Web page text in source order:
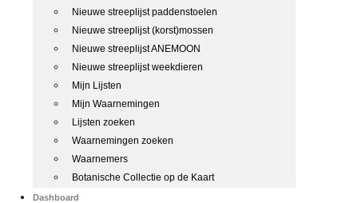
Nieuwe streeplijst paddenstoelen
Nieuwe streeplijst (korst)mossen
Nieuwe streeplijst ANEMOON
Nieuwe streeplijst weekdieren
Mijn Lijsten
Mijn Waarnemingen
Lijsten zoeken
Waarnemingen zoeken
Waarnemers
Botanische Collectie op de Kaart
Dashboard